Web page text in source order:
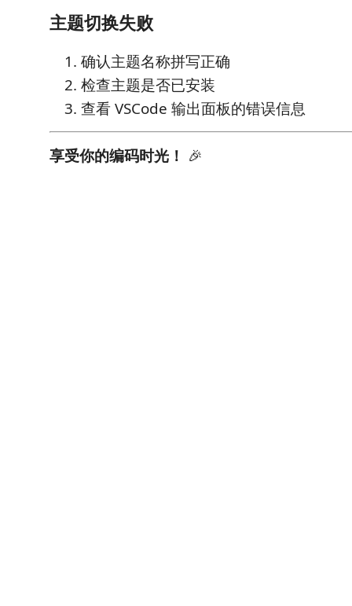
主题切换失败
确认主题名称拼写正确
检查主题是否已安装
查看 VSCode 输出面板的错误信息
享受你的编码时光！ 🎉